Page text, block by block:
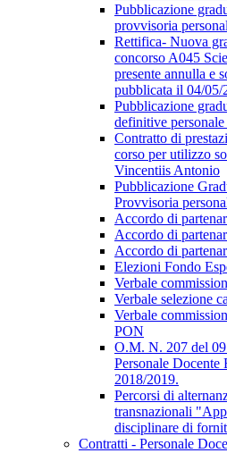
Pubblicazione
provvisoria
Rettifica- Nuova
concorso A045
presente annulla e
pubblicata il 04/05/
Pubblicazione
definitive
Contratto di
corso per utilizzo
Vincentiis Antonio
Pubblicazione
Provvisoria
Accordo di
Accordo di
Accordo di
Elezioni Fondo
Verbale
Verbale selezione
Verbale
PON
O.M. N. 207 del
Personale
2018/2019.
Percorsi di
transnazionali
disciplinare di
Contratti - Personale